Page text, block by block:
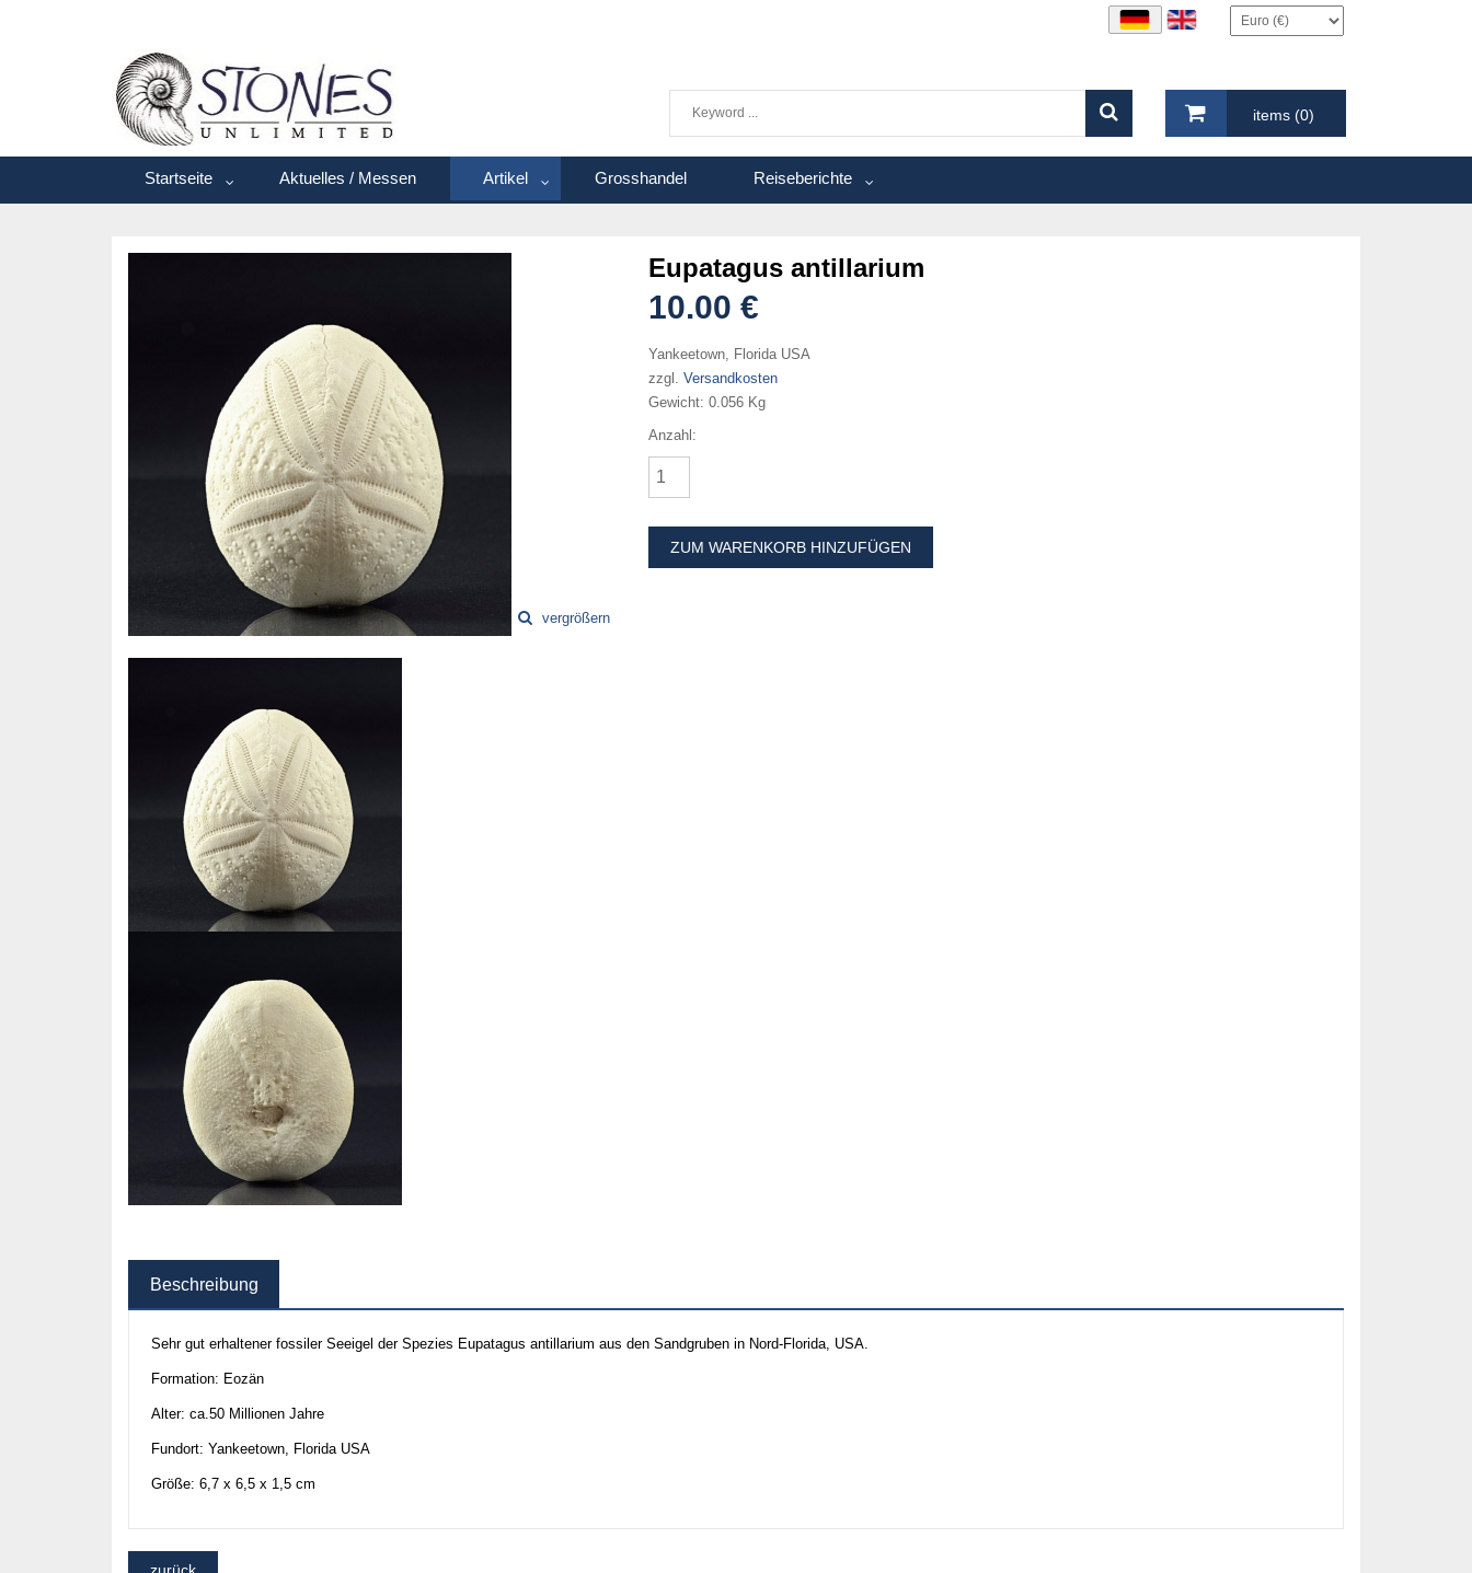
items (0)
Startseite Aktuelles / Messen Artikel Grosshandel Reiseberichte
vergrößern
Eupatagus antillarium
10.00 €
Yankeetown, Florida USA
zzgl. Versandkosten
Gewicht: 0.056 Kg
Anzahl:
ZUM WARENKORB HINZUFÜGEN
Beschreibung
Sehr gut erhaltener fossiler Seeigel der Spezies Eupatagus antillarium aus den Sandgruben in Nord-Florida, USA.
Formation: Eozän
Alter: ca.50 Millionen Jahre
Fundort: Yankeetown, Florida USA
Größe: 6,7 x 6,5 x 1,5 cm